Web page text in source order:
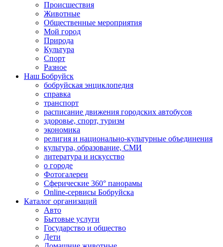
Происшествия
Животные
Общественные мероприятия
Мой город
Природа
Культура
Спорт
Разное
Наш Бобруйск
бобруйская энциклопедия
справка
транспорт
расписание движения городских автобусов
здоровье, спорт, туризм
экономика
религия и национально-культурные объединения
культура, образование, СМИ
литература и искусство
о городе
Фотогалереи
Сферические 360° панорамы
Online-сервисы Бобруйска
Каталог организаций
Авто
Бытовые услуги
Государство и общество
Дети